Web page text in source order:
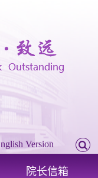
Version
院长信箱